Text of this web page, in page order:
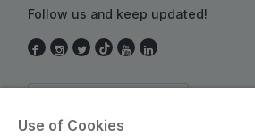
Follow us and keep updated!
Use of Cookies